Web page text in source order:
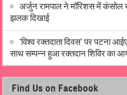
अर्जुन रामपाल ने मॉरिशस में
झलक दिखाई
‘विश्व रक्तदाता दिवस’ पर
साथ सम्पन्न हुआ रक्तदान शिविर का
Find Us on Facebook